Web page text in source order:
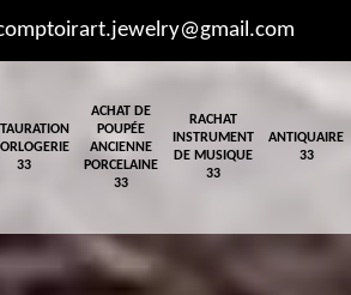
33
ACHAT DE
POUPÉE
ANCIENNE
PORCELAINE
33
RACHAT
INSTRUMENT
DE MUSIQUE
33
ANTIQUAIRE
33